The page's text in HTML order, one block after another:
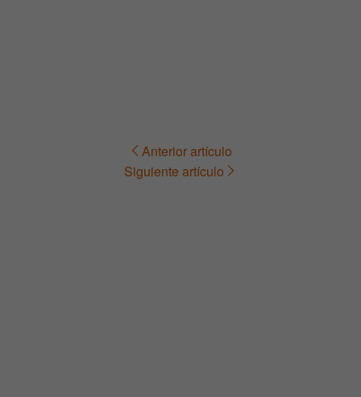
Navegación Anterior artículo
Siguiente artículo